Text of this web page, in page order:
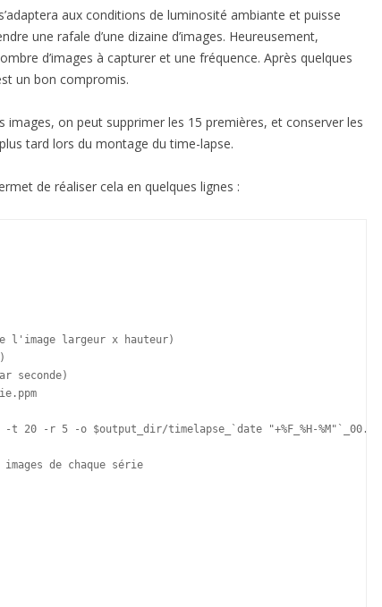
aux conditions de luminosité ambiante et puisse
une rafale d’une dizaine d’images. Heureusement,
d’images à capturer et une fréquence. Après quelques
un bon compromis.
images, on peut supprimer les 15 premières, et conserver les
tard lors du montage du time-lapse.
de réaliser cela en quelques lignes :
l'image largeur x hauteur)
seconde)
t 20 -r 5 -o $output_dir/timelapse_`date "+%F_%H-%M"`_00.ppm
de chaque série